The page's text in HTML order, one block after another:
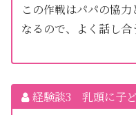
この作戦はパパの協
なるので、よく話し合
経験談3 乳頭に子